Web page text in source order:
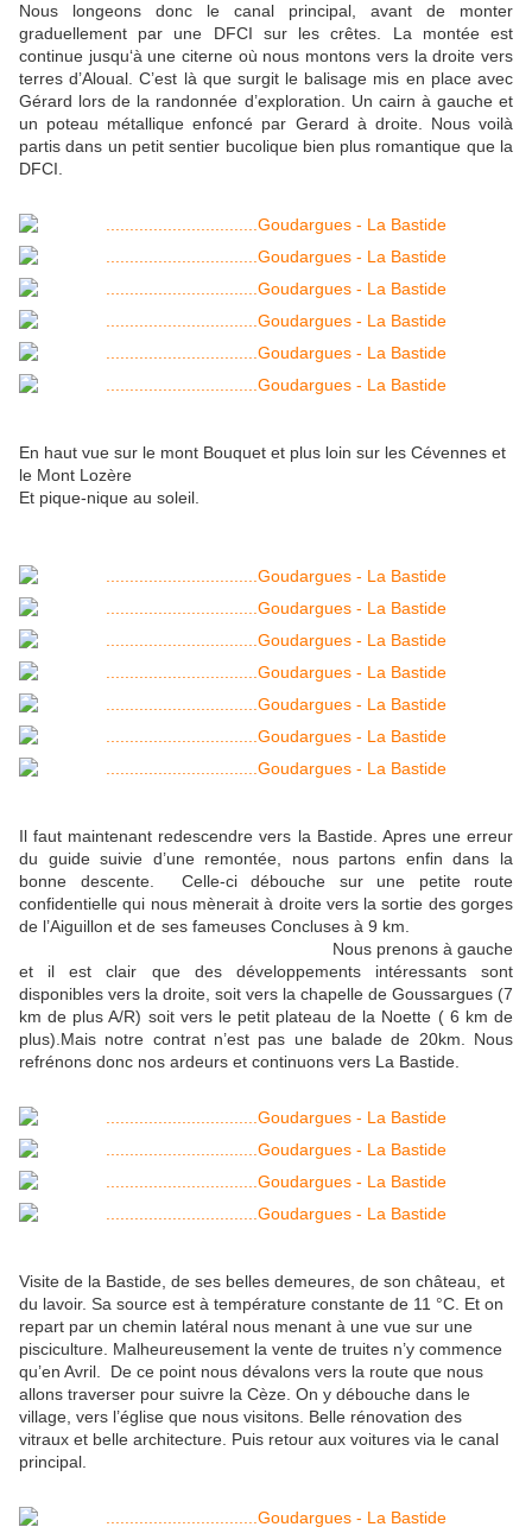
Nous longeons donc le canal principal, avant de monter
graduellement par une DFCI sur les crêtes. La montée est
continue jusqu‘à une citerne où nous montons vers la droite vers
terres d’Aloual. C’est là que surgit le balisage mis en place avec
Gérard lors de la randonnée d’exploration. Un cairn à gauche et
un poteau métallique enfoncé par Gerard à droite. Nous voilà
partis dans un petit sentier bucolique bien plus romantique que la
DFCI.
En haut vue sur le mont Bouquet et plus loin sur les Cévennes et
le Mont Lozère
Et pique-nique au soleil.
Il faut maintenant redescendre vers la Bastide. Apres une erreur
du guide suivie d’une remontée, nous partons enfin dans la
bonne descente. Celle-ci débouche sur une petite route
confidentielle qui nous mènerait à droite vers la sortie des gorges
de l’Aiguillon et de ses fameuses Concluses à 9 km.
Nous prenons à gauche
et il est clair que des développements intéressants sont
disponibles vers la droite, soit vers la chapelle de Goussargues (7
km de plus A/R) soit vers le petit plateau de la Noette ( 6 km de
plus).Mais notre contrat n’est pas une balade de 20km. Nous
refrénons donc nos ardeurs et continuons vers La Bastide.
Visite de la Bastide, de ses belles demeures, de son château, et
du lavoir. Sa source est à température constante de 11 °C. Et on
repart par un chemin latéral nous menant à une vue sur une
pisciculture. Malheureusement la vente de truites n’y commence
qu’en Avril. De ce point nous dévalons vers la route que nous
allons traverser pour suivre la Cèze. On y débouche dans le
village, vers l’église que nous visitons. Belle rénovation des
vitraux et belle architecture. Puis retour aux voitures via le canal
principal.